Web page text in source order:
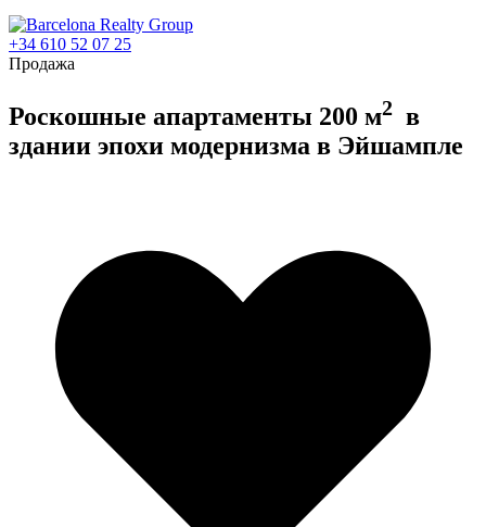
+34 610 52 07 25
Продажа
Роскошные апартаменты 200 м2 в
здании эпохи модернизма в Эйшампле